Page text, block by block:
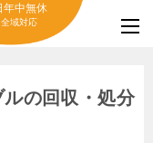
年中無休
域対応
ルの回収・処分